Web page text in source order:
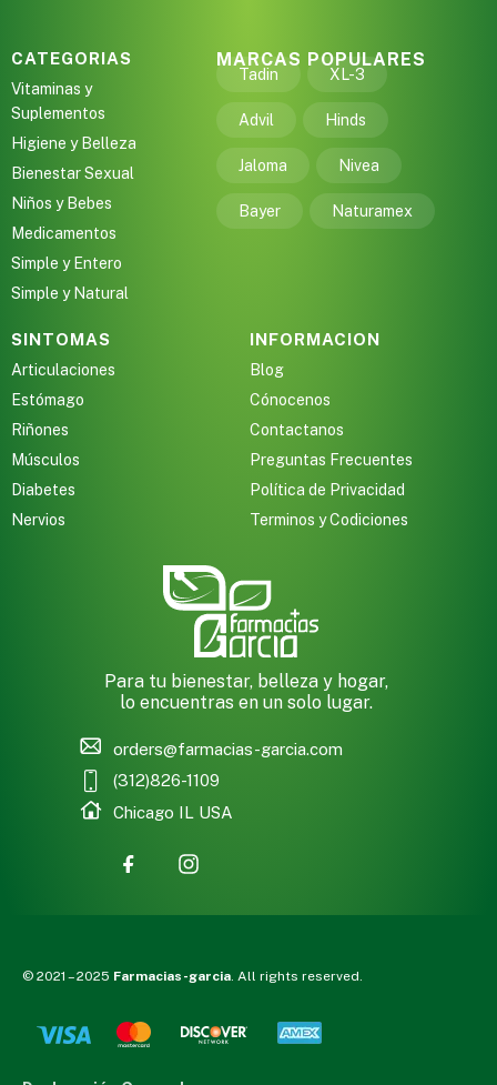
CATEGORIAS
Vitaminas y
Suplementos
Higiene y Belleza
Bienestar Sexual
Niños y Bebes
Medicamentos
Simple y Entero
Simple y Natural
MARCAS POPULARES
Tadin XL-3
Advil Hinds
Jaloma Nivea
Bayer Naturamex
SINTOMAS
Articulaciones
Estómago
Riñones
Músculos
Diabetes
Nervios
INFORMACION
Blog
Cónocenos
Contactanos
Preguntas Frecuentes
Política de Privacidad
Terminos y Codiciones
Para tu bienestar, belleza y hogar,
lo encuentras en un solo lugar.
orders@farmacias-garcia.com
(312)826-1109
Chicago IL USA
© 2021 – 2025 Farmacias-garcia. All rights reserved.